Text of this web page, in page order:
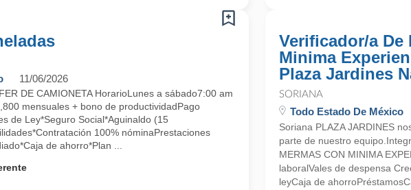
11/06/2026
DE CAMIONETA HorarioLunes a sábado7:00 am
mensuales + bono de productividadPago
de Ley*Seguro Social*Aguinaldo (15
100% nóminaPrestaciones
de ahorro*Plan ...
Verificador/a De
Minima
Plaza Jardines
SORIANA
Todo Estado De México
Soriana PLAZA JARDINES
parte de nuestro
MERMAS CON MINIMA
laboralVales de despensa
leyCaja de